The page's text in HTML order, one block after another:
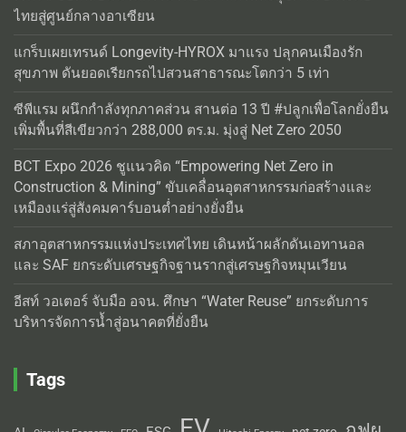
ไทยสู่ศูนย์กลางอาเซียน
แกร็บเผยเทรนด์ Longevity-HYROX มาแรง ปลุกคนเมืองรัก
สุขภาพ ดันยอดเรียกรถไปสวนสาธารณะโตกว่า 5 เท่า
ซีพีแรม ผนึกกำลังทุกภาคส่วน สานต่อ 13 ปี #ปลูกเพื่อโลกยั่งยืน
เพิ่มพื้นที่สีเขียวกว่า 288,000 ตร.ม. มุ่งสู่ Net Zero 2050
BCT Expo 2026 ชูแนวคิด “Empowering Net Zero in
Construction & Mining” ขับเคลื่อนอุตสาหกรรมก่อสร้างและ
เหมืองแร่สู่สังคมคาร์บอนต่ำอย่างยั่งยืน
สภาอุตสาหกรรมแห่งประเทศไทย เดินหน้าผลักดันเอทานอล
และ SAF ยกระดับเศรษฐกิจฐานรากสู่เศรษฐกิจหมุนเวียน
อีสท์ วอเตอร์ จับมือ อจน. ศึกษา “Water Reuse” ยกระดับการ
บริหารจัดการน้ำสู่อนาคตที่ยั่งยืน
Tags